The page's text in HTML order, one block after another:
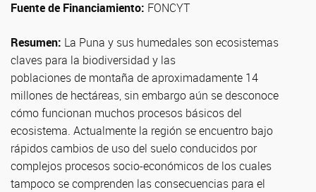
Fuente de Financiamiento: FONCYT
Resumen: La Puna y sus humedales son ecosistemas
claves para la biodiversidad y las
poblaciones de montaña de aproximadamente 14
millones de hectáreas, sin embargo aún se desconoce
cómo funcionan muchos procesos básicos del
ecosistema. Actualmente la región se encuentro bajo
rápidos cambios de uso del suelo conducidos por
complejos procesos socio-económicos de los cuales
tampoco se comprenden las consecuencias para el